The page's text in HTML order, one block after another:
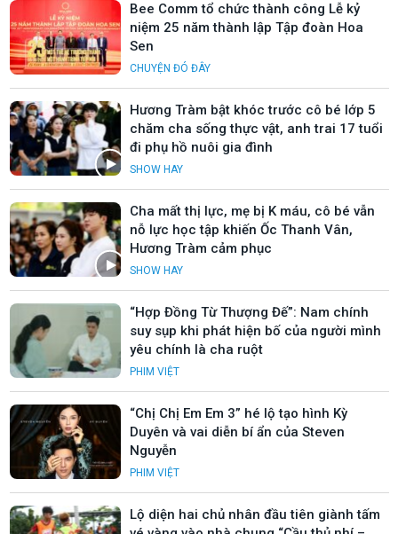
Bee Comm tổ chức thành công Lễ kỷ
niệm 25 năm thành lập Tập đoàn Hoa
Sen
CHUYỆN ĐÓ ĐÂY
Hương Tràm bật khóc trước cô bé lớp 5
chăm cha sống thực vật, anh trai 17 tuổi
đi phụ hồ nuôi gia đình
SHOW HAY
Cha mất thị lực, mẹ bị K máu, cô bé vẫn
nỗ lực học tập khiến Ốc Thanh Vân,
Hương Tràm cảm phục
SHOW HAY
“Hợp Đồng Từ Thượng Đế”: Nam chính
suy sụp khi phát hiện bố của người mình
yêu chính là cha ruột
PHIM VIỆT
“Chị Chị Em Em 3” hé lộ tạo hình Kỳ
Duyên và vai diễn bí ẩn của Steven
Nguyễn
PHIM VIỆT
Lộ diện hai chủ nhân đầu tiên giành tấm